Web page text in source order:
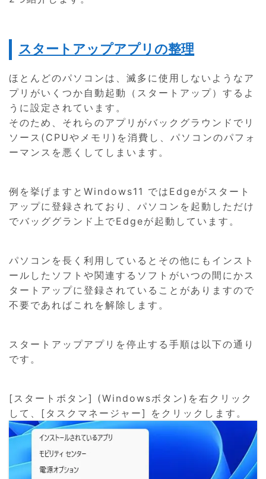
スタートアップアプリの整理
ほとんどのパソコンは、滅多に使用しないようなア
プリがいくつか自動起動（スタートアップ）するよ
うに設定されています。
そのため、それらのアプリがバックグラウンドでリ
ソース(CPUやメモリ)を消費し、パソコンのパフォ
ーマンスを悪くしてしまいます。
例を挙げますとWindows11 ではEdgeがスタート
アップに登録されており、パソコンを起動しただけ
でバッググランド上でEdgeが起動しています。
パソコンを長く利用しているとその他にもインスト
ールしたソフトや関連するソフトがいつの間にかス
タートアップに登録されていることがありますので
不要であればこれを解除します。
スタートアップアプリを停止する手順は以下の通り
です。
[スタートボタン] (Windowsボタン)を右クリック
して、[タスクマネージャー] をクリックします。